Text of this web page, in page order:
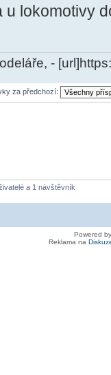
lokomotivy
-
za předchozí:
a 1 návštěvník
Powered
Reklama na